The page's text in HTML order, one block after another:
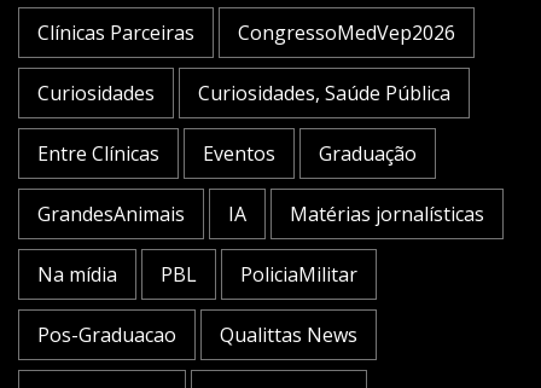
Clínicas Parceiras CongressoMedVep2026
Curiosidades Curiosidades, Saúde Pública
Entre Clínicas Eventos Graduação
GrandesAnimais IA Matérias jornalísticas
Na mídia PBL PoliciaMilitar
Pos-Graduacao Qualittas News